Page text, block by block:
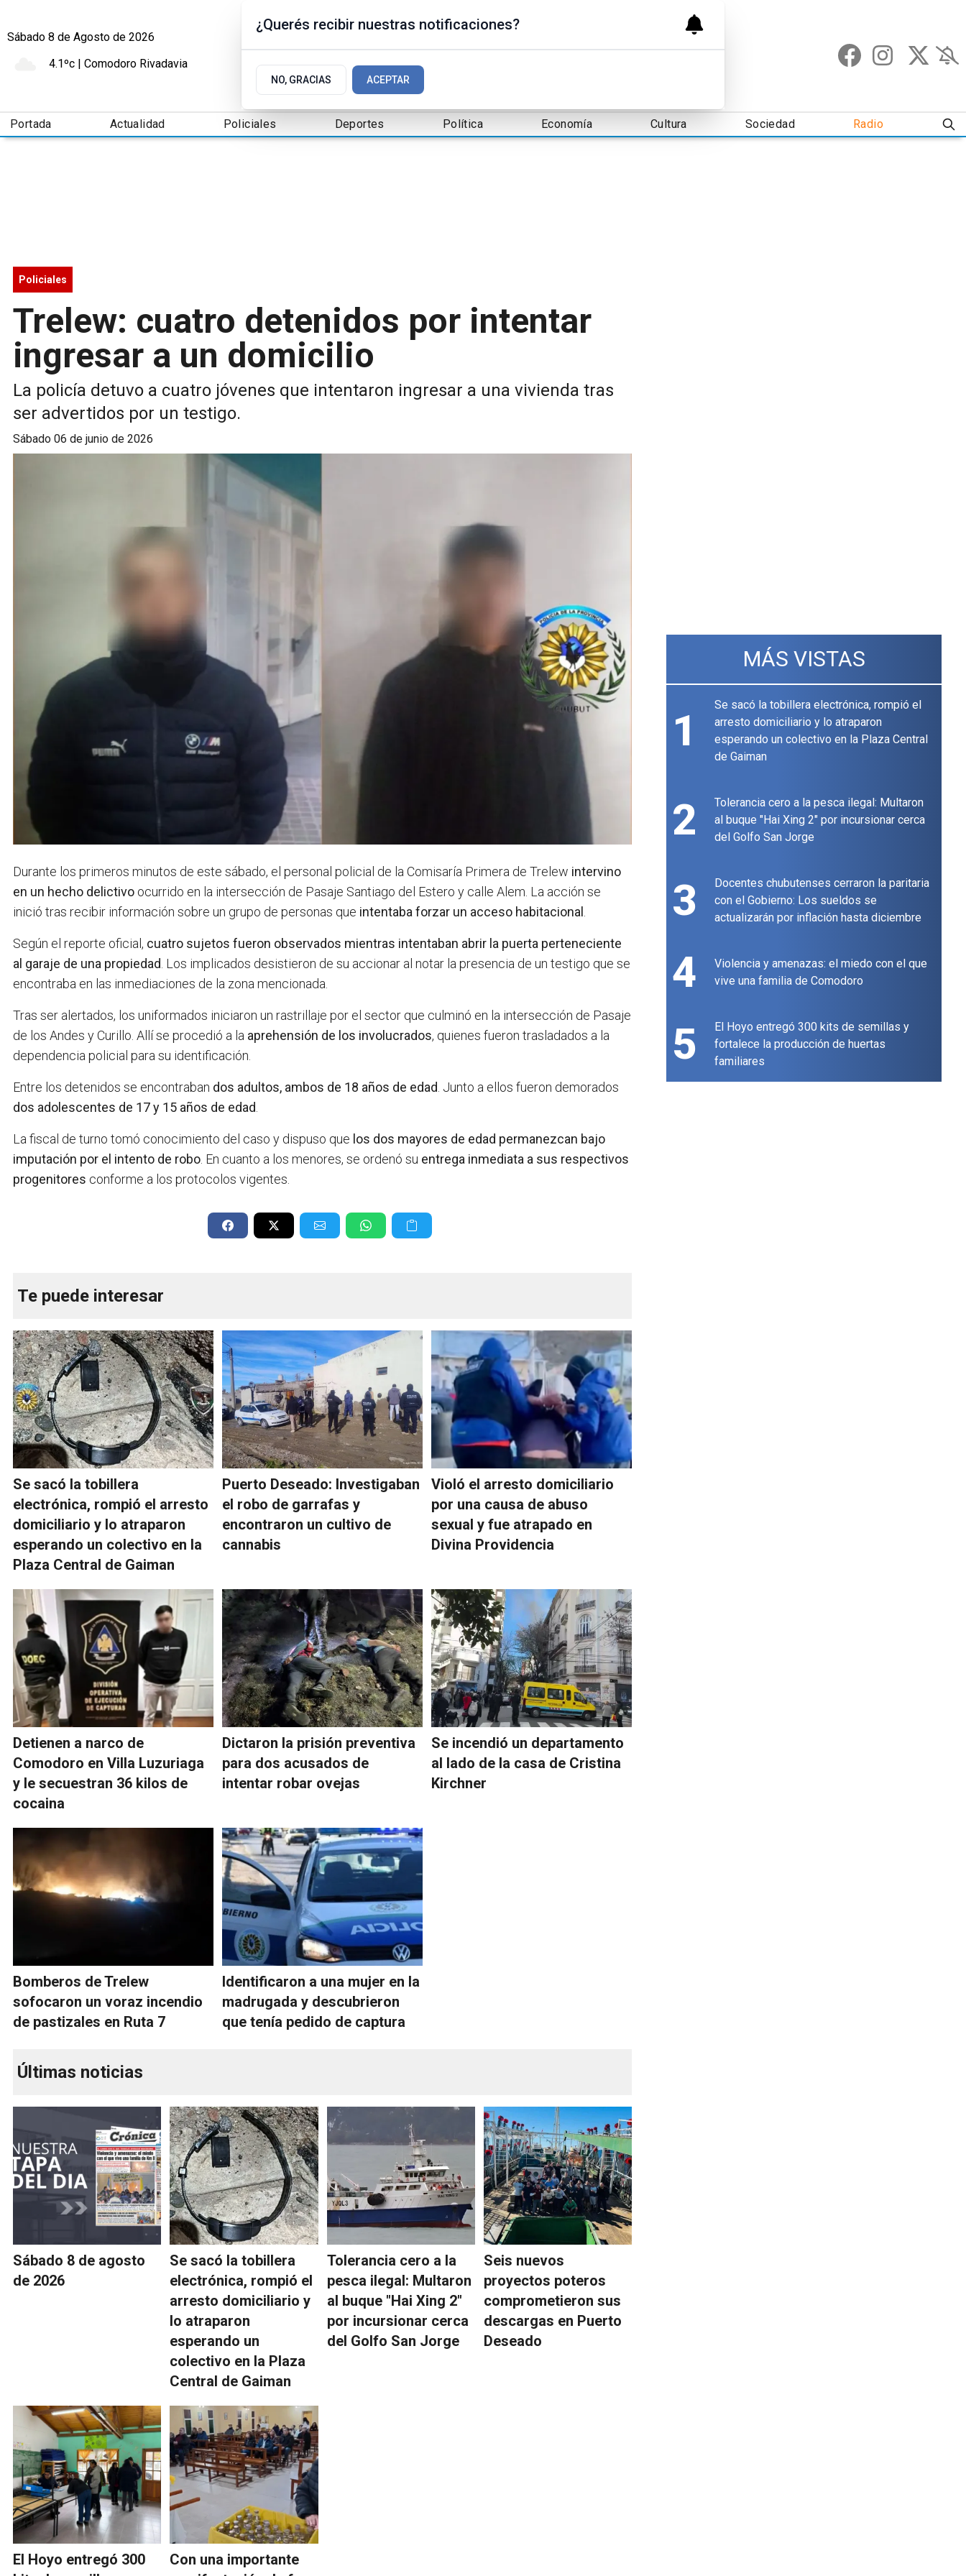
Sábado 8 de Agosto de 2026
4.1ºc | Comodoro Rivadavia
Portada Actualidad Policiales Deportes Política Economía Cultura Sociedad Radio
Policiales
Trelew: cuatro detenidos por intentar
ingresar a un domicilio
La policía detuvo a cuatro jóvenes que intentaron ingresar a una vivienda tras
ser advertidos por un testigo.
sábado 06 de junio de 2026
Durante los primeros minutos de este sábado, el personal policial de la Comisaría Primera de Trelew intervino
en un hecho delictivo ocurrido en la intersección de Pasaje Santiago del Estero y calle Alem. La acción se
inició tras recibir información sobre un grupo de personas que intentaba forzar un acceso habitacional .
Según el reporte oficial, cuatro sujetos fueron observados mientras intentaban abrir la puerta perteneciente
al garaje de una propiedad. Los implicados desistieron de su accionar al notar la presencia de un testigo que se
encontraba en las inmediaciones de la zona mencionada.
Tras ser alertados, los uniformados iniciaron un rastrillaje por el sector que culminó en la intersección de Pasaje
de los Andes y Curillo. Allí se procedió a la aprehensión de los involucrados, quienes fueron trasladados a la
dependencia policial para su identificación.
Entre los detenidos se encontraban dos adultos, ambos de 18 años de edad. Junto a ellos fueron demorados
dos adolescentes de 17 y 15 años de edad.
La fiscal de turno tomó conocimiento del caso y dispuso que los dos mayores de edad permanezcan bajo
imputación por el intento de robo. En cuanto a los menores, se ordenó su entrega inmediata a sus respectivos
progenitores conforme a los protocolos vigentes.
Te puede interesar
Se sacó la tobillera
electrónica, rompió el arresto
domiciliario y lo atraparon
esperando un colectivo en la
Plaza Central de Gaiman
Puerto Deseado: Investigaban
el robo de garrafas y
encontraron un cultivo de
cannabis
Violó el arresto domiciliario
por una causa de abuso
sexual y fue atrapado en
Divina Providencia
Detienen a narco de
Comodoro en Villa Luzuriaga
y le secuestran 36 kilos de
cocaina
Dictaron la prisión preventiva
para dos acusados de
intentar robar ovejas
Se incendió un departamento
al lado de la casa de Cristina
Kirchner
Bomberos de Trelew
sofocaron un voraz incendio
de pastizales en Ruta 7
Identificaron a una mujer en la
madrugada y descubrieron
que tenía pedido de captura
Últimas noticias
Sábado 8 de agosto
de 2026
Se sacó la tobillera
electrónica, rompió el
arresto domiciliario y
lo atraparon
esperando un
colectivo en la Plaza
Central de Gaiman
Tolerancia cero a la
pesca ilegal: Multaron
al buque "Hai Xing 2"
por incursionar cerca
del Golfo San Jorge
Seis nuevos
proyectos poteros
comprometieron sus
descargas en Puerto
Deseado
El Hoyo entregó 300
Con una importante
MÁS VISTAS
1
Se sacó la tobillera electrónica, rompió el
arresto domiciliario y lo atraparon
esperando un colectivo en la Plaza Central
de Gaiman
2
Tolerancia cero a la pesca ilegal: Multaron
al buque "Hai Xing 2" por incursionar cerca
del Golfo San Jorge
3
Docentes chubutenses cerraron la paritaria
con el Gobierno: Los sueldos se
actualizarán por inflación hasta diciembre
4
Violencia y amenazas: el miedo con el que
vive una familia de Comodoro
5
El Hoyo entregó 300 kits de semillas y
fortalece la producción de huertas
familiares
¿Querés recibir nuestras notificaciones?
NO, GRACIAS ACEPTAR